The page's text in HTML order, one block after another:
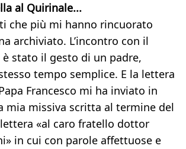
al Quirinale...
che più mi hanno rincuorato
archiviato. L’incontro con il
è stato il gesto di un padre,
tempo semplice. E la lettera
Francesco mi ha inviato in
mia missiva scritta al termine del
«al caro fratello dottor
in cui con parole affettuose e